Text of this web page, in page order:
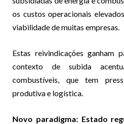
os custos operacionais
viabilidade de muitas empresas.
Estas reivindicações ganham
contexto de subida
combustíveis, que tem
produtiva e logística.
Novo paradigma: Estado